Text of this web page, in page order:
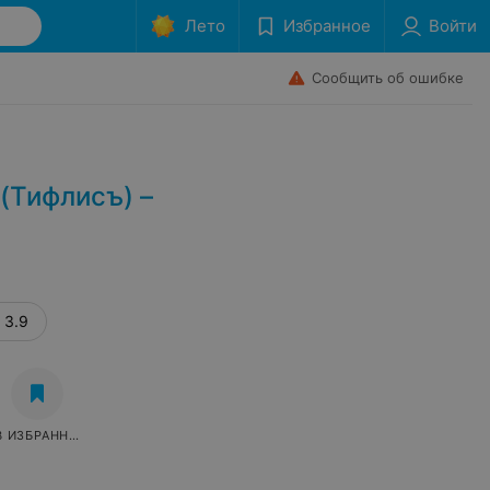
Лето Избранное Войти
Сообщить об ошибке
–
3.9
ИЗБРАННОЕ